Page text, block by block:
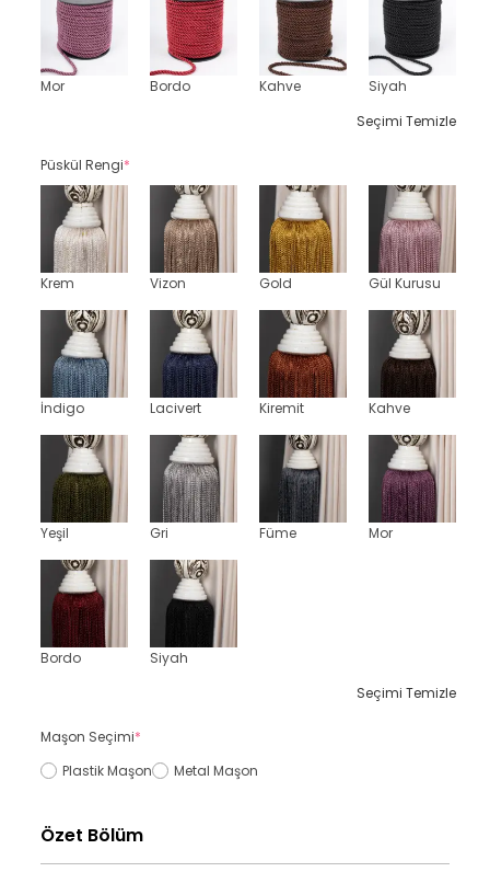
Mor Bordo Kahve
Siyah
Seçimi Temizle
Püskül Rengi*
Krem Vizon Gold Gül Kurusu
İndigo Lacivert Kiremit Kahve
Yeşil Gri Füme Mor
Bordo
Siyah
Seçimi Temizle
Maşon Seçimi*
Plastik Maşon
Metal Maşon
Özet Bölüm